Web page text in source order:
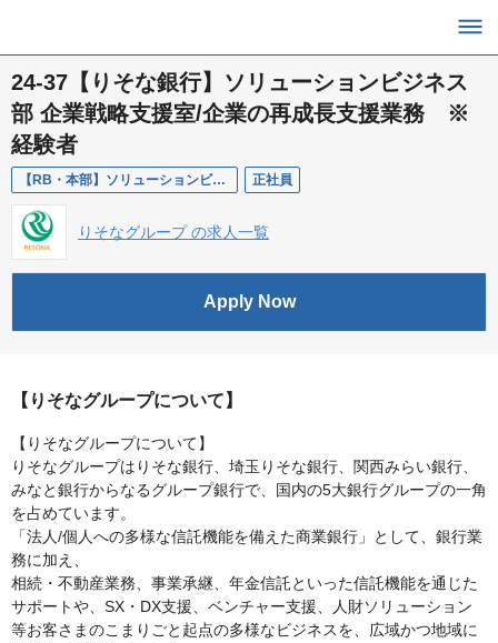
24-37【りそな銀行】ソリューションビジネス
部 企業戦略支援室/企業の再成長支援業務 ※
経験者
【RB・本部】ソリューションビジネス部/企業の再成長支援業務 正社員
りそなグループ の求人一覧
Apply Now
【りそなグループについて】
【りそなグループについて】
りそなグループはりそな銀行、埼玉りそな銀行、関西みらい銀行、
みなと銀行からなるグループ銀行で、国内の5大銀行グループの一角
を占めています。
「法人/個人への多様な信託機能を備えた商業銀行」として、銀行業
務に加え、
相続・不動産業務、事業承継、年金信託といった信託機能を通じた
サポートや、SX・DX支援、ベンチャー支援、人財ソリューション
等お客さまのこまりごと起点の多様なビジネスを、広域かつ地域に